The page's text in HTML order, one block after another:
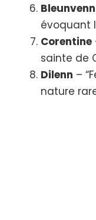
Bleunvenn
évoquant
Corentine
sainte de
Dilenn –
nature